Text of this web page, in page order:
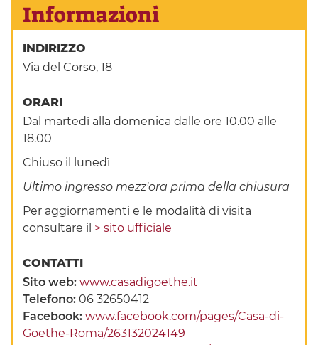
Informazioni
INDIRIZZO
Via del Corso, 18
ORARI
Dal martedì alla domenica dalle ore 10.00 alle
18.00
Chiuso il lunedì
Ultimo ingresso mezz'ora prima della chiusura
Per aggiornamenti e le modalità di visita
consultare il > sito ufficiale
CONTATTI
Sito web:www.casadigoethe.it
Telefono:06 32650412
Facebook:www.facebook.com/pages/Casa-di-
Goethe-Roma/263132024149